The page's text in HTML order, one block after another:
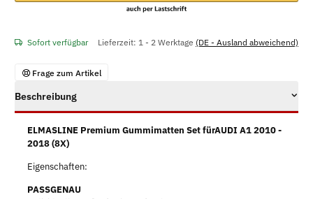
Sofort verfügbar Lieferzeit: 1 - 2 Werktage (DE - Ausland abweichend)
Frage zum Artikel
Beschreibung
ELMASLINE Premium Gummimatten Set fürAUDI A1 2010 -
2018 (8X)
Eigenschaften:
PASSGENAU